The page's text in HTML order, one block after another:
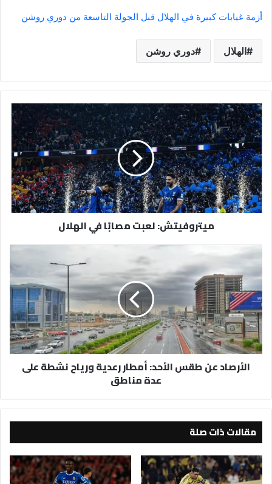
أزمة غيابات كبيرة في الهلال قبل الجولة التاسعة من دوري روشن
الهلال دوري روشن
ميتروفيتش:
لعبت
مصابًا
في
الهلال
ميتروفيتش: لعبت مصابًا في الهلال
الأرصاد
طقس
الأحد:
أمطار
رعدية
ورياح
نشطة
على
الأرصاد عن طقس الأحد: أمطار رعدية ورياح نشطة على
عدة مناطق
مقالات ذات صلة